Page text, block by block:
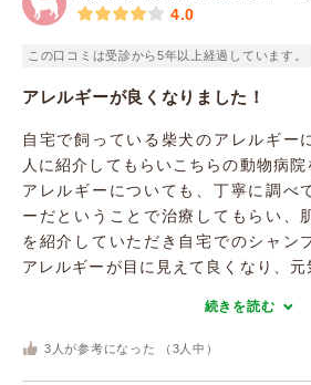
4.0
この口コミは受診から5年以上経過しています。
アレルギーが良くなりました！
自宅で飼っている柴犬のアレルギー
人に紹介してもらいこちらの動物病院
アレルギーについても、丁寧に調べ
ーだということで治療してもらい、
を紹介していただき自宅でのシャン
アレルギーが目に見えて良くなり、元
続きを読む
3 人が参考になった （ 3 人中）